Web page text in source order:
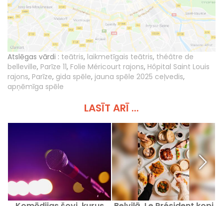
Atslēgas vārdi : teātris, laikmetīgais teātris, théâtre de
belleville, Parīze 11, Folie Méricourt rajons, Hôpital Saint Louis
rajons, Parīze, gida spēle, jauna spēle 2025 ceļvedis,
apņēmīga spēle
LASĪT ARĪ ...